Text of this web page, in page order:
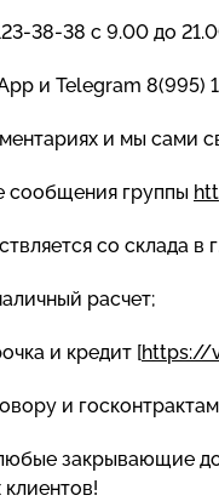
38-38 с 9.00 до
и Telegram 8(995)
и мы сами
сообщения группы
со склада
расчет;
и кредит [https://
и
закрывающие